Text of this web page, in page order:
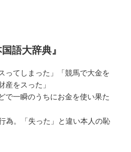
国語大辞典』
ってしまった」「競馬で大金を
産をスった」
で一瞬のうちにお金を使い果た
為。「失った」と違い本人の恥